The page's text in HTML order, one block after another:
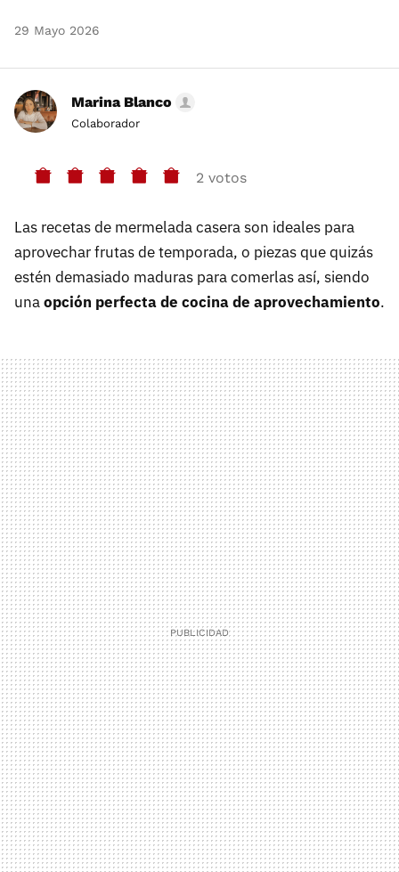
29 Mayo 2026
Marina Blanco
Colaborador
2 votos
Las recetas de mermelada casera son ideales para
aprovechar frutas de temporada, o piezas que quizás
estén demasiado maduras para comerlas así, siendo
unaopción perfecta de cocina de aprovechamiento.